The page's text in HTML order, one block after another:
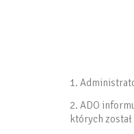
1.
2. ADO
których